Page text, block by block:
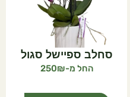
סחלב ספיישל סגול
250